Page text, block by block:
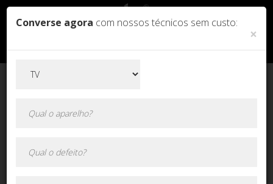
Converse agora com nossos técnicos sem custo:
×